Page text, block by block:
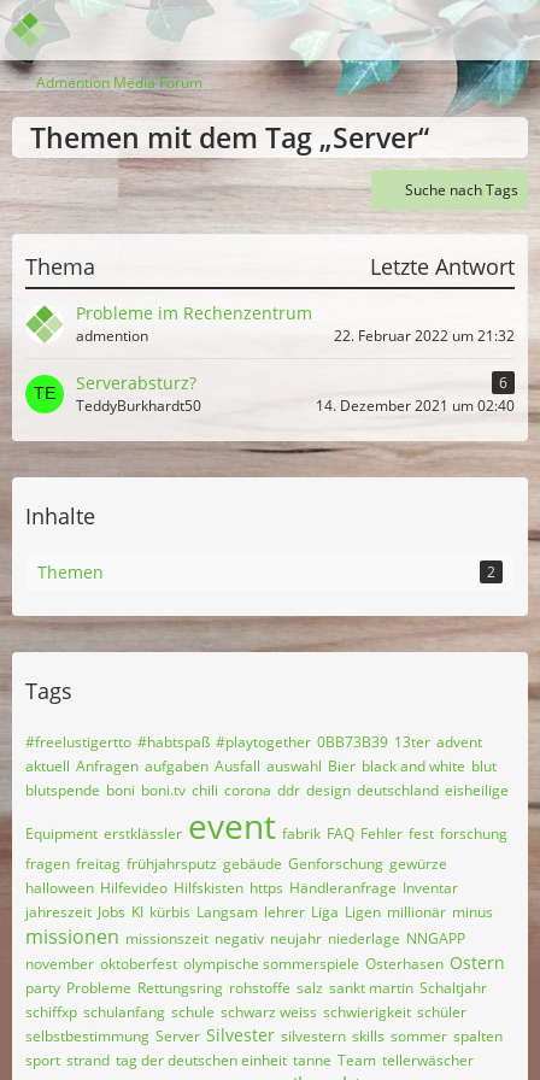
Admention Media Forum
Themen mit dem Tag „Server“
Suche nach Tags
Thema Letzte Antwort
Probleme im Rechenzentrum
admention 22. Februar 2022 um 21:32
Serverabsturz?
6
TeddyBurkhardt50
14. Dezember 2021 um 02:40
Inhalte
Themen 2
Tags
#freelustigertto #habtspaß #playtogether 0BB73B39 13ter advent
aktuell Anfragen aufgaben Ausfall auswahl Bier black and white blut
blutspende boni boni.tv chili corona ddr design deutschland eisheilige
Equipment erstklässler event fabrik FAQ Fehler fest forschung
fragen freitag frühjahrsputz gebäude Genforschung gewürze
halloween Hilfevideo Hilfskisten https Händleranfrage Inventar
jahreszeit Jobs KI kürbis Langsam lehrer Liga Ligen millionär minus
missionen missionszeit negativ neujahr niederlage NNGAPP
november oktoberfest olympische sommerspiele Osterhasen Ostern
party Probleme Rettungsring rohstoffe salz sankt martin Schaltjahr
schiffxp schulanfang schule schwarz weiss schwierigkeit schüler
selbstbestimmung Server Silvester silvestern skills sommer spalten
sport strand tag der deutschen einheit tanne Team tellerwäscher